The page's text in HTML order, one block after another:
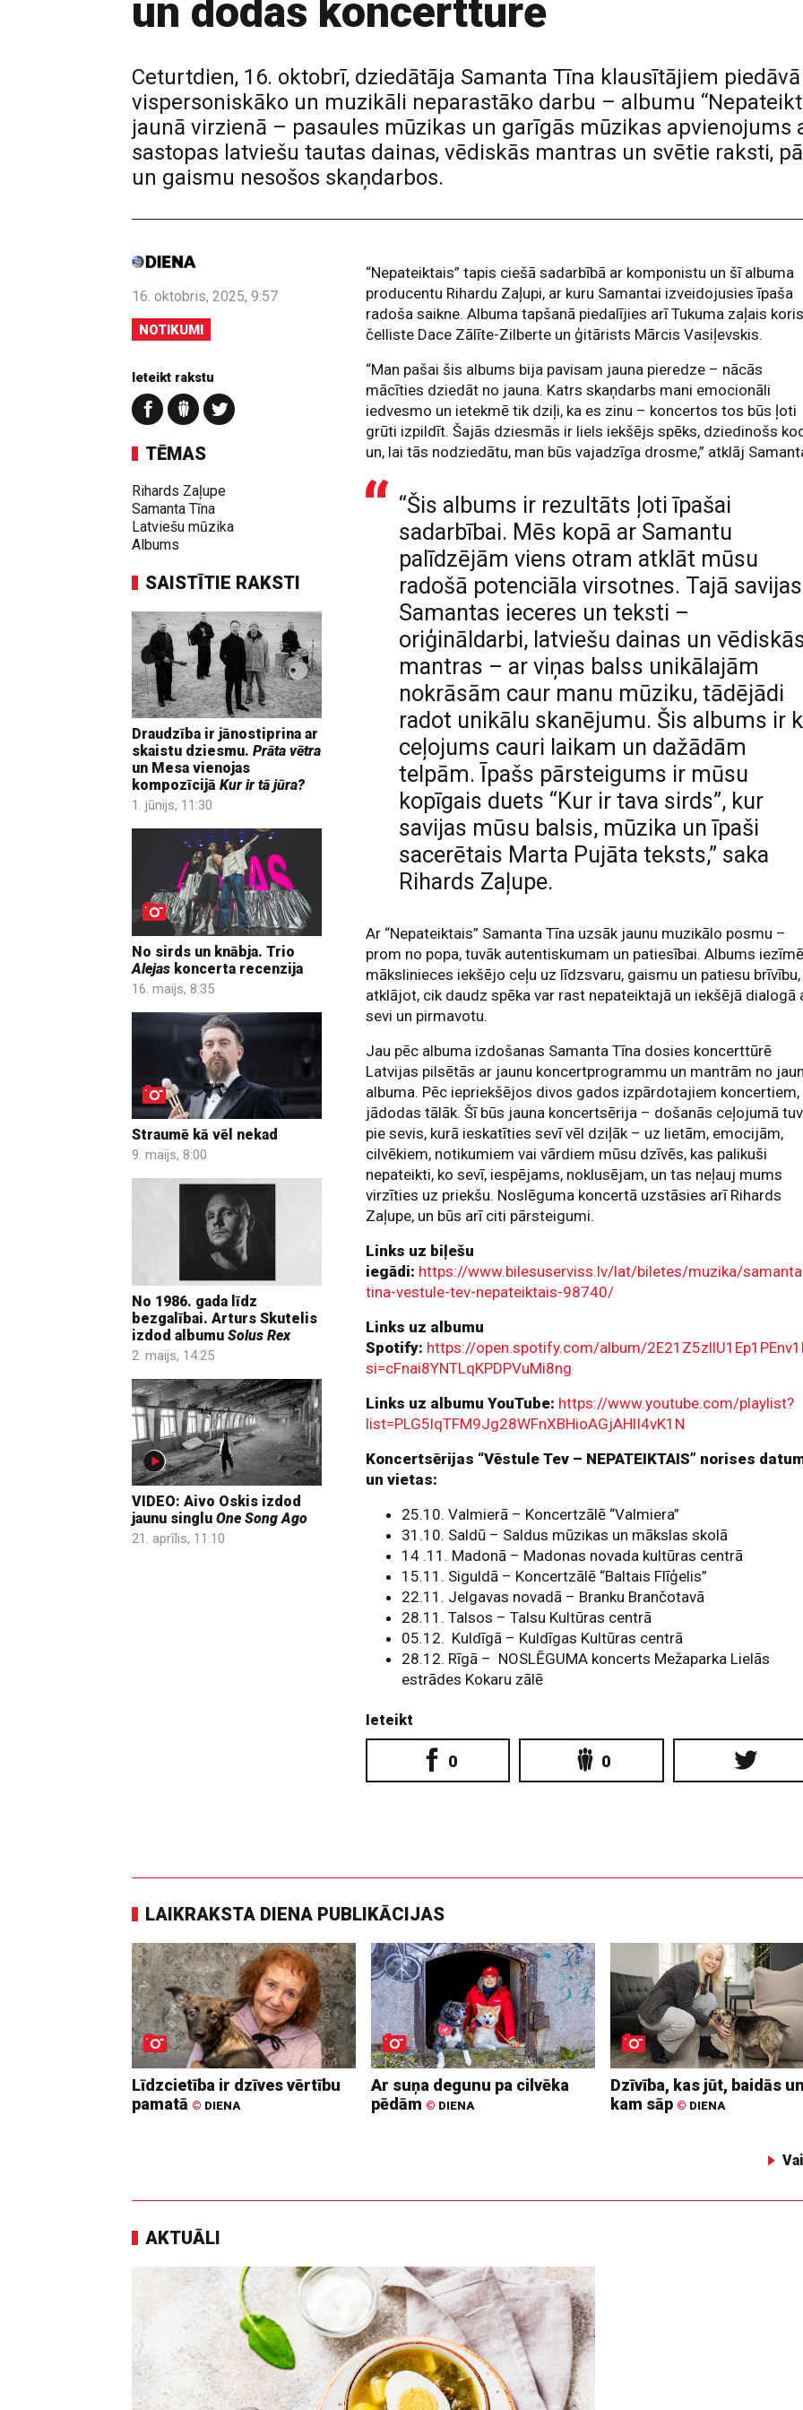
un dodas koncerttūrē
Ceturtdien, 16. oktobrī, dziedātāja Samanta Tīna klausītājiem
vispersoniskāko un muzikāli neparastāko darbu – albumu
jaunā virzienā – pasaules mūzikas un garīgās mūzikas apvienojums
sastopas latviešu tautas dainas, vēdiskās mantras un svētie raksti,
un gaismu nesošos skaņdarbos.
16. oktobris, 2025, 9:57
NOTIKUMI
Ieteikt rakstu
TĒMAS
Rihards Zaļupe
Samanta Tīna
Latviešu mūzika
Albums
SAISTĪTIE RAKSTI
Draudzība ir jānostiprina ar
skaistu dziesmu. Prāta vētra
un Mesa vienojas
kompozīcijā Kur ir tā jūra?
1. jūnijs, 11:30
No sirds un knābja. Trio
Alejas koncerta recenzija
16. maijs, 8:35
Straumē kā vēl nekad
9. maijs, 8:00
No 1986. gada līdz
bezgalībai. Arturs Skutelis
izdod albumu Solus Rex
2. maijs, 14:25
VIDEO: Aivo Oskis izdod
jaunu singlu One Song Ago
21. aprīlis, 11:10
“Nepateiktais” tapis ciešā sadarbībā ar komponistu un šī albuma
producentu Rihardu Zaļupi, ar kuru Samantai izveidojusies īpaša
radoša saikne. Albuma tapšanā piedalījies arī Tukuma zaļais
čelliste Dace Zālīte-Zilberte un ģitārists Mārcis Vasiļevskis.
“Man pašai šis albums bija pavisam jauna pieredze – nācās
mācīties dziedāt no jauna. Katrs skaņdarbs mani emocionāli
iedvesmo un ietekmē tik dziļi, ka es zinu – koncertos tos būs ļoti
grūti izpildīt. Šajās dziesmās ir liels iekšējs spēks, dziedinošs
un, lai tās nodziedātu, man būs vajadzīga drosme,” atklāj
“Šis albums ir rezultāts ļoti īpašai
sadarbībai. Mēs kopā ar Samantu
palīdzējām viens otram atklāt mūsu
radošā potenciāla virsotnes. Tajā savijas
Samantas ieceres un teksti –
oriģināldarbi, latviešu dainas un
mantras – ar viņas balss unikālajām
nokrāsām caur manu mūziku, tādējādi
radot unikālu skanējumu. Šis albums ir
ceļojums cauri laikam un dažādām
telpām. Īpašs pārsteigums ir mūsu
kopīgais duets “Kur ir tava sirds”, kur
savijas mūsu balsis, mūzika un īpaši
sacerētais Marta Pujāta teksts,” saka
Rihards Zaļupe.
Ar “Nepateiktais” Samanta Tīna uzsāk jaunu muzikālo posmu –
prom no popa, tuvāk autentiskumam un patiesībai. Albums iezīmē
mākslinieces iekšējo ceļu uz līdzsvaru, gaismu un patiesu brīvību,
atklājot, cik daudz spēka var rast nepateiktajā un iekšējā dialogā
sevi un pirmavotu.
Jau pēc albuma izdošanas Samanta Tīna dosies koncerttūrē
Latvijas pilsētās ar jaunu koncertprogrammu un mantrām no
albuma. Pēc iepriekšējos divos gados izpārdotajiem koncertiem,
jādodas tālāk. Šī būs jauna koncertsērija – došanās ceļojumā
pie sevis, kurā ieskatīties sevī vēl dziļāk – uz lietām, emocijām,
cilvēkiem, notikumiem vai vārdiem mūsu dzīvēs, kas palikuši
nepateikti, ko sevī, iespējams, noklusējam, un tas neļauj mums
virzīties uz priekšu. Noslēguma koncertā uzstāsies arī Rihards
Zaļupe, un būs arī citi pārsteigumi.
Links uz biļešu
iegādi: https://www.bilesuserviss.lv/lat/biletes/muzika/
tina-vestule-tev-nepateiktais-98740/
Links uz albumu
Spotify: https://open.spotify.com/album/
si=cFnai8YNTLqKPDPVuMi8ng
Links uz albumu YouTube: https://www.youtube.com/playlist?
list=PLG5lqTFM9Jg28WFnXBHioAGjAHlI4vK1N
Koncertsērijas “Vēstule Tev – NEPATEIKTAIS” norises
un vietas:
25.10. Valmierā – Koncertzālē “Valmiera”
31.10. Saldū – Saldus mūzikas un mākslas skolā
14 .11. Madonā – Madonas novada kultūras centrā
15.11. Siguldā – Koncertzālē “Baltais Flīģelis”
22.11. Jelgavas novadā – Branku Brančotavā
28.11. Talsos – Talsu Kultūras centrā
05.12. Kuldīgā – Kuldīgas Kultūras centrā
28.12. Rīgā – NOSLĒGUMA koncerts Mežaparka Lielās
estrādes Kokaru zālē
Ieteikt
0 0
LAIKRAKSTA DIENA PUBLIKĀCIJAS
Līdzcietība ir dzīves vērtību
pamatā © DIENA
Ar suņa degunu pa cilvēka
pēdām © DIENA
Dzīvība, kas jūt, baidās un
kam sāp © DIENA
AKTUĀLI